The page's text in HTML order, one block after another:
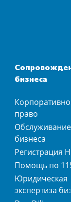
бизнеса
право
Обслуживание
бизнеса
Регистрация
Помощь по
Юридическая
экспертиза